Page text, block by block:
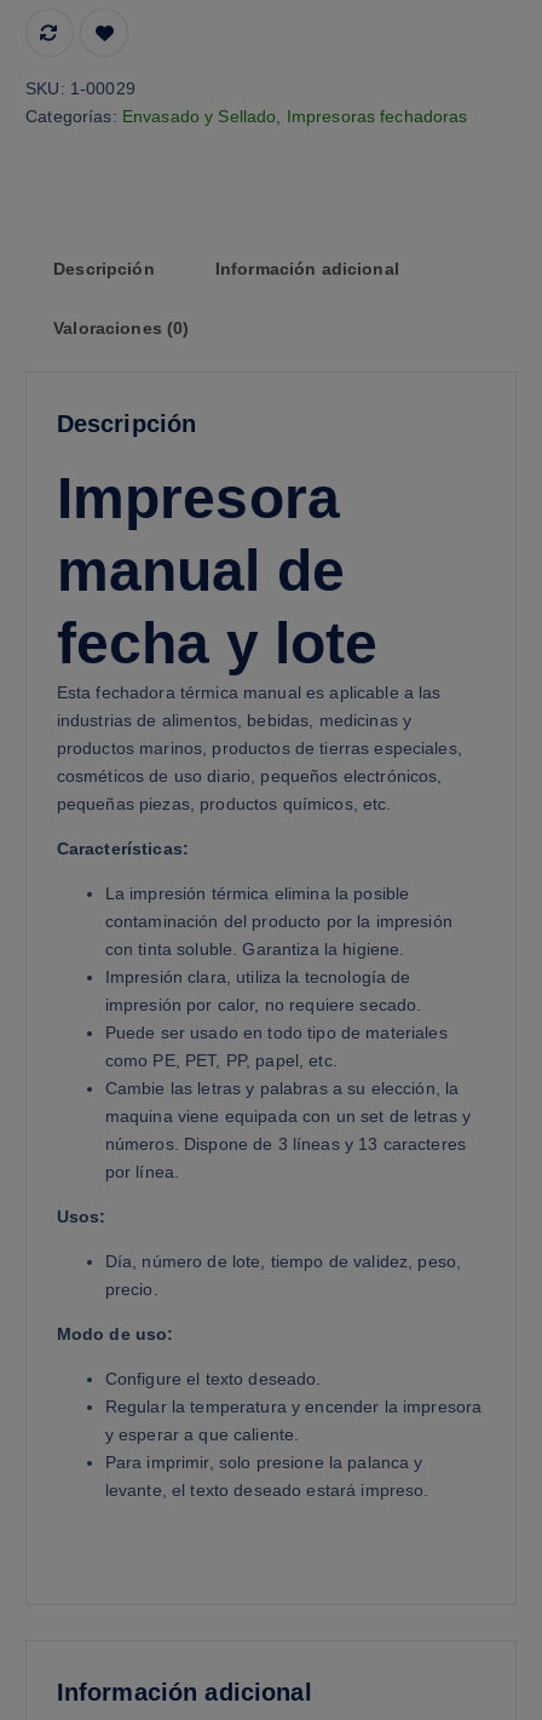
SKU: 1-00029
Categorías: Envasado y Sellado Impresoras fechadoras
Descripción Información adicional
Valoraciones (0)
Descripción
Impresora
manual de
fecha y lote
Esta fechadora térmica manual es aplicable a las
industrias de alimentos, bebidas, medicinas y
productos marinos, productos de tierras especiales,
cosméticos de uso diario, pequeños electrónicos,
pequeñas piezas, productos químicos, etc.
Características:
La impresión térmica elimina la posible
contaminación del producto por la impresión
con tinta soluble. Garantiza la higiene.
Impresión clara, utiliza la tecnología de
impresión por calor, no requiere secado.
Puede ser usado en todo tipo de materiales
como PE, PET, PP, papel, etc.
Cambie las letras y palabras a su elección, la
maquina viene equipada con un set de letras y
números. Dispone de 3 líneas y 13 caracteres
por línea.
Usos:
Día, número de lote, tiempo de validez, peso,
precio.
Modo de uso:
Configure el texto deseado.
Regular la temperatura y encender la impresora
y esperar a que caliente.
Para imprimir, solo presione la palanca y
levante, el texto deseado estará impreso.
Información adicional